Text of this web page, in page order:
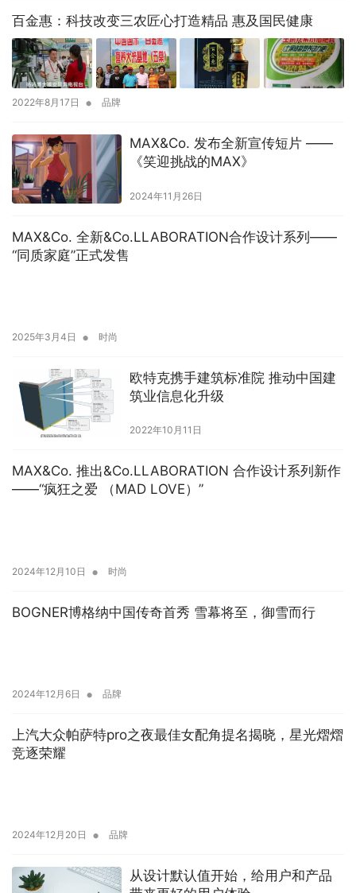
百金惠：科技改变三农匠心打造精品 惠及国民健康
2022年8月17日 • 品牌
MAX&Co. 发布全新宣传短片 ——
《笑迎挑战的MAX》
2024年11月26日
MAX&Co. 全新&Co.LLABORATION合作设计系列——
“同质家庭”正式发售
2025年3月4日 • 时尚
欧特克携手建筑标准院 推动中国建
筑业信息化升级
2022年10月11日
MAX&Co. 推出&Co.LLABORATION 合作设计系列新作
——“疯狂之爱 （MAD LOVE）”
2024年12月10日 • 时尚
BOGNER博格纳中国传奇首秀 雪幕将至，御雪而行
2024年12月6日 • 品牌
上汽大众帕萨特pro之夜最佳女配角提名揭晓，星光熠熠
竞逐荣耀
2024年12月20日 • 品牌
从设计默认值开始，给用户和产品